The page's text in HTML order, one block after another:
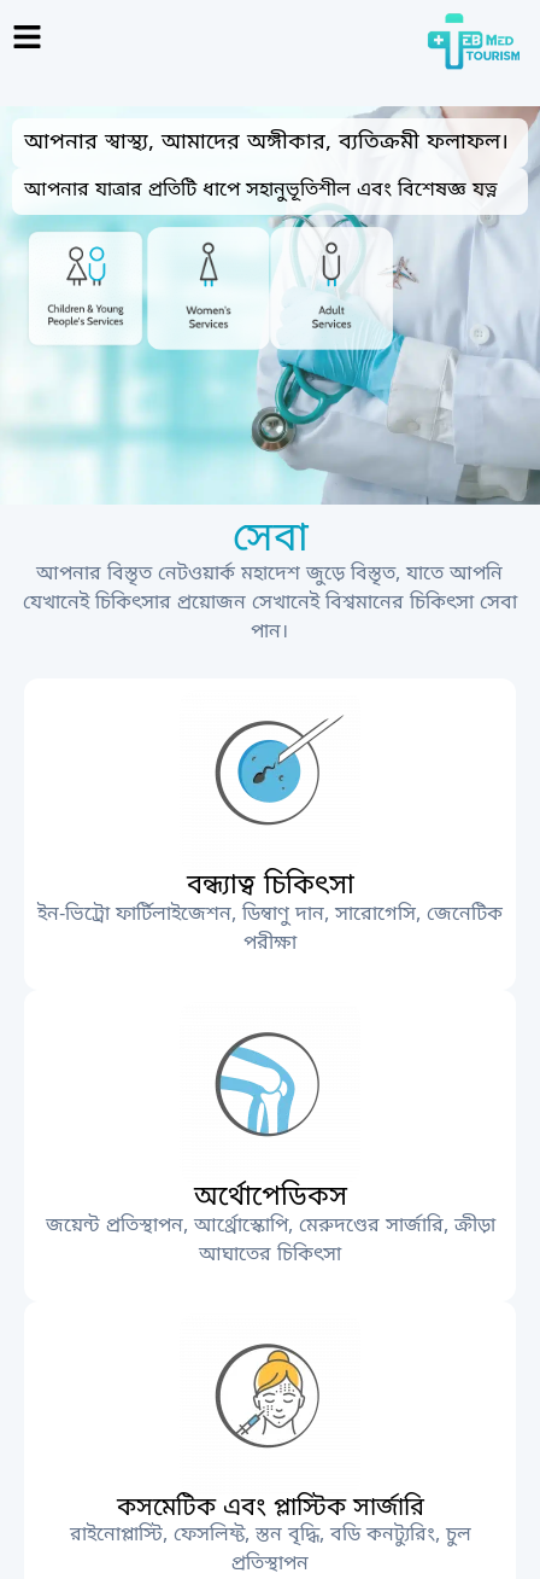
আপনার স্বাস্থ্য, আমাদের অঙ্গীকার, ব্যতিক্রমী ফলাফল।
আপনার যাত্রার প্রতিটি ধাপে সহানুভূতিশীল এবং বিশেষজ্ঞ যত্ন
সেবা
আপনার বিস্তৃত নেটওয়ার্ক মহাদেশ জুড়ে বিস্তৃত, যাতে আপনি
যেখানেই চিকিৎসার প্রয়োজন সেখানেই বিশ্বমানের চিকিৎসা সেবা
পান।
বন্ধ্যাত্ব চিকিৎসা
ইন-ভিট্রো ফার্টিলাইজেশন, ডিম্বাণু দান, সারোগেসি, জেনেটিক
পরীক্ষা
অর্থোপেডিকস
জয়েন্ট প্রতিস্থাপন, আর্থ্রোস্কোপি, মেরুদণ্ডের সার্জারি, ক্রীড়া
আঘাতের চিকিৎসা
কসমেটিক এবং প্লাস্টিক সার্জারি
রাইনোপ্লাস্টি, ফেসলিফ্ট, স্তন বৃদ্ধি, বডি কনট্যুরিং, চুল
প্রতিস্থাপন